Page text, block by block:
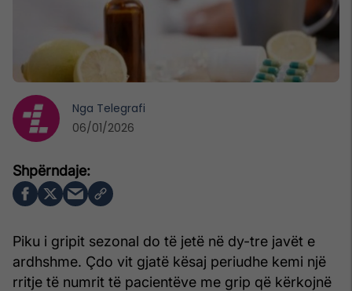
Piku i gripit sezonal do të jetë në dy-tre javët e
ardhshme. Çdo vit gjatë kësaj periudhe kemi një
rritje të numrit të pacientëve me grip që kërkojnë
Nga Telegrafi
06/01/2026